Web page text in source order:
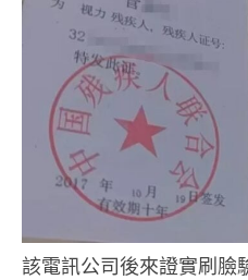
該電訊公司後來證實刷臉